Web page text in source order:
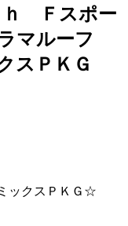
ｈ Ｆスポー
マルーフ
スＰＫＧ
ックスＰＫＧ☆